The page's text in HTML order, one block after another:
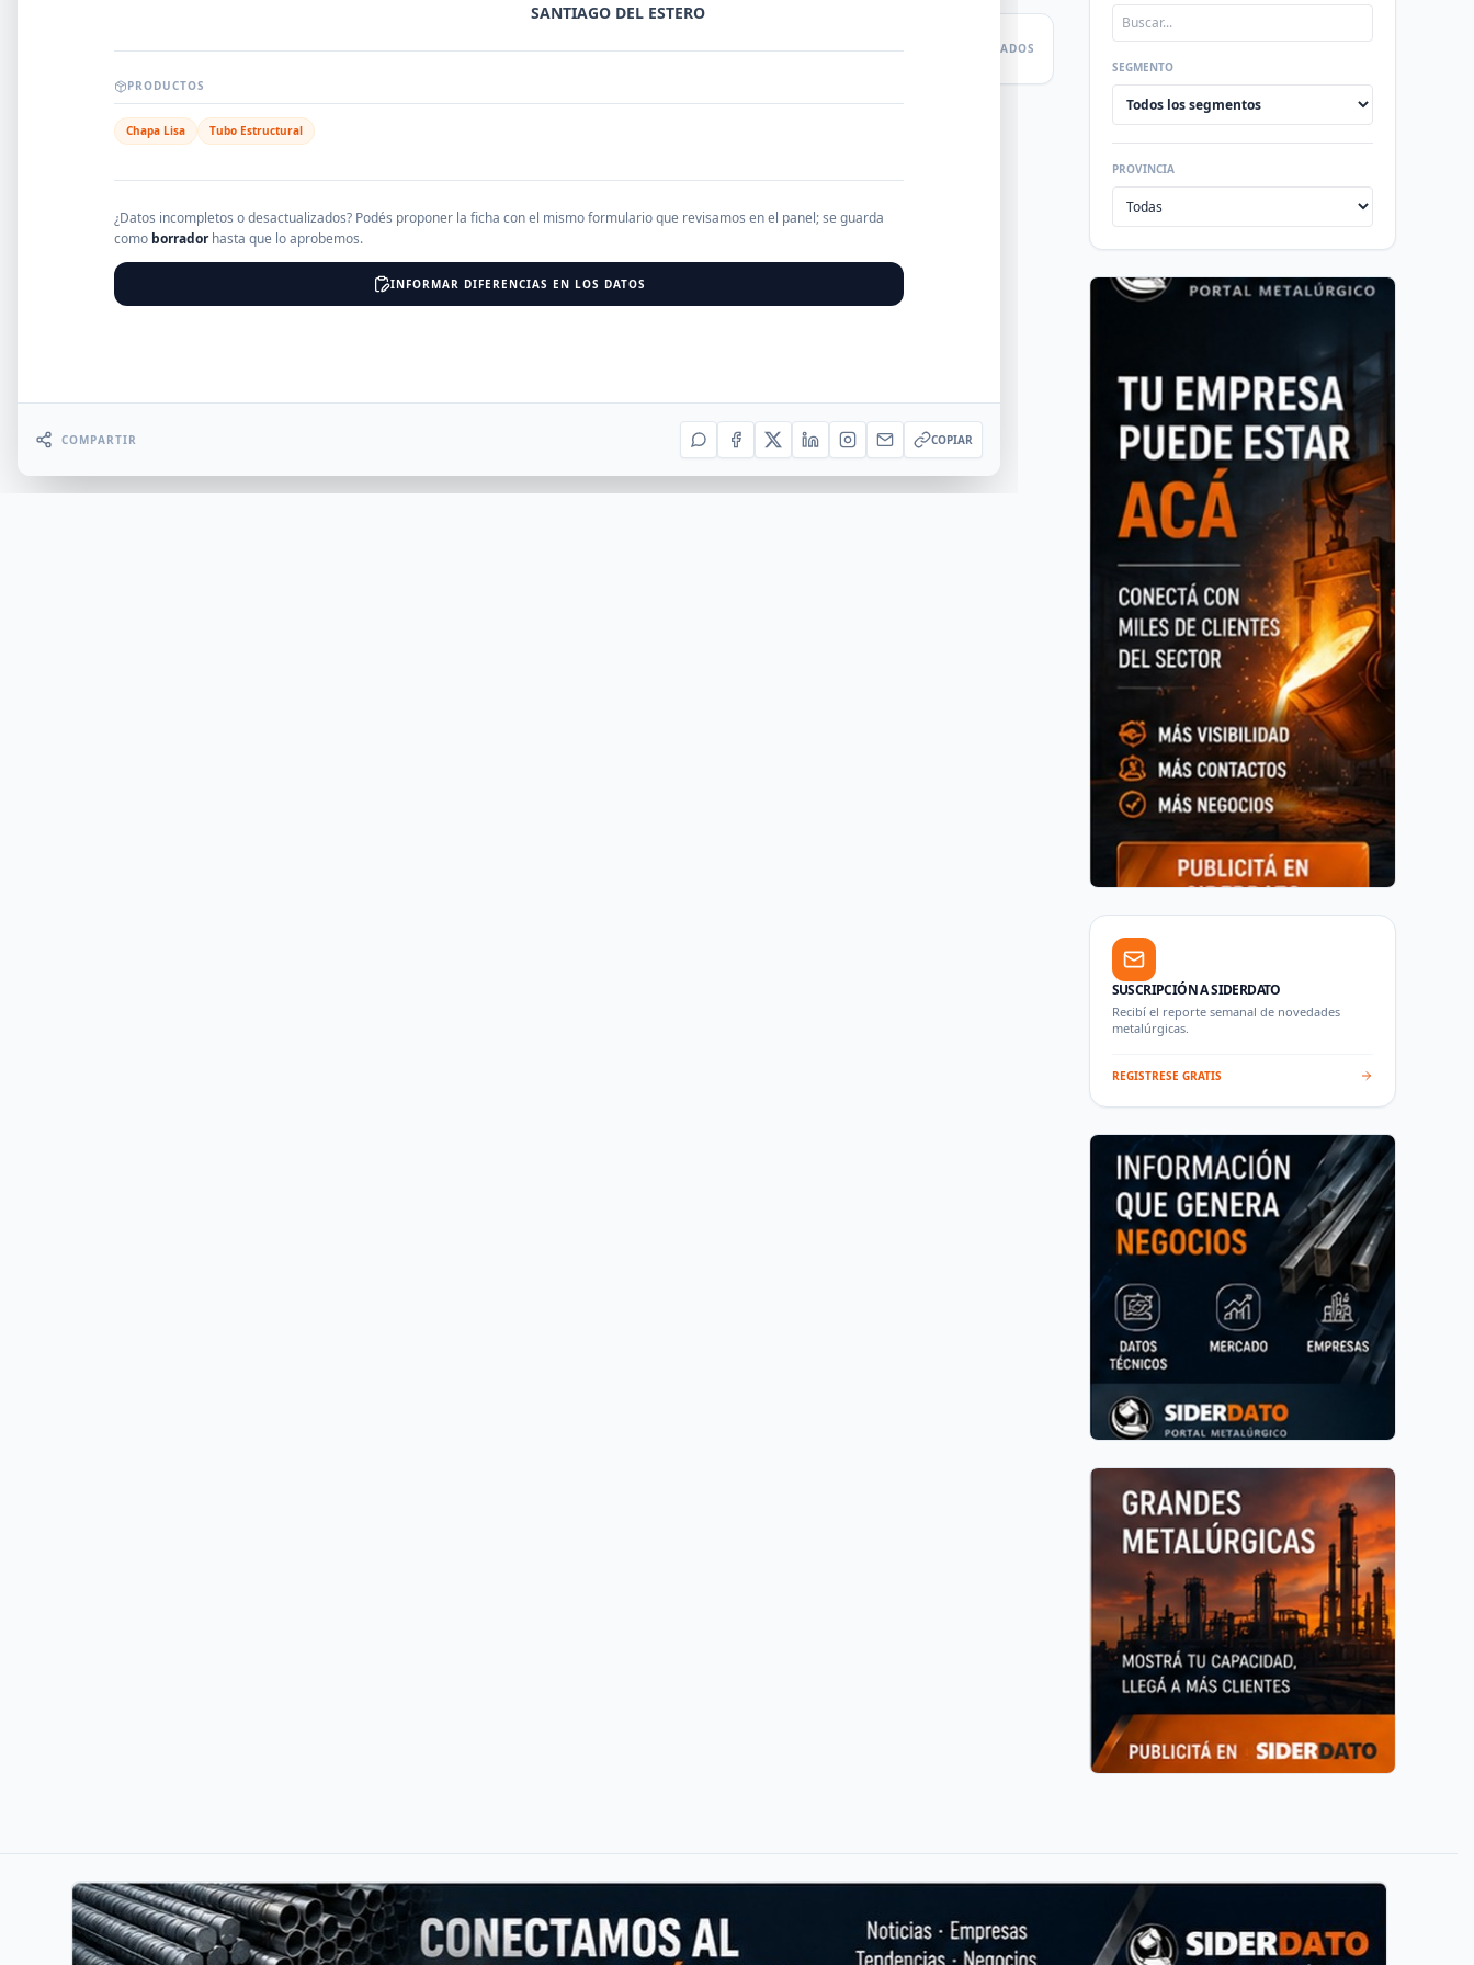
EMPRESAS AGREGAR EMPRESA RESULTADOS
SEGMENTO
PROVINCIA
SUSCRIPCIÓN A SIDERDATO
Recibí el reporte semanal de novedades
metalúrgicas.
REGISTRESE GRATIS
SANTIAGO DEL ESTERO
PRODUCTOS
Chapa Lisa Tubo Estructural
¿Datos incompletos o desactualizados? Podés proponer la ficha con el mismo formulario que revisamos en el panel; se guarda
como borradorhasta que lo aprobemos.
INFORMAR DIFERENCIAS EN LOS DATOS
COMPARTIR COPIAR